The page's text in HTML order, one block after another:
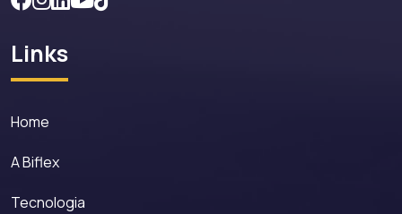
Links
Home
A Biflex
Tecnologia